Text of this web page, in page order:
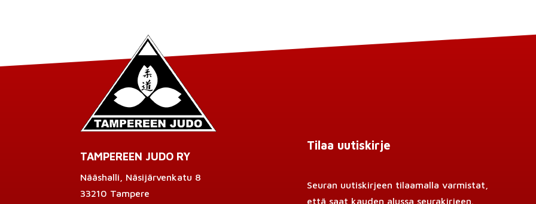
TAMPEREEN JUDO RY
Nääshalli, Näsijärvenkatu 8
33210 Tampere
Tilaa uutiskirje
Seuran uutiskirjeen tilaamalla varmistat,
että saat kauden alussa seurakirjeen.